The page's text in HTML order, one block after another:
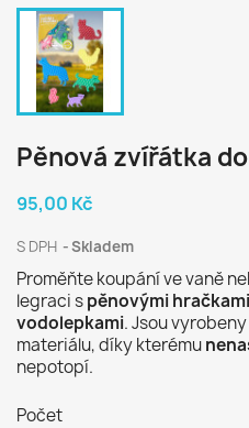
Pěnová zvířátka
95,00 Kč
S DPH Skladem
Proměňte koupání ve vaně
legraci spěnovými
vodolepkami. Jsou
materiálu, díky kterému
nepotopí.
Počet